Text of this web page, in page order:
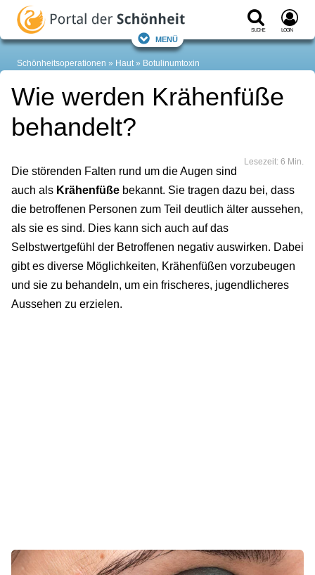
Suche Login
Menü
Schönheitsoperationen Haut Botulinumtoxin
Wie werden Krähenfüße
behandelt?
Lesezeit: 6 Min.
Die störenden Falten rund um die Augen sind
auch als Krähenfüße bekannt. Sie tragen dazu bei, dass
die betroffenen Personen zum Teil deutlich älter aussehen,
als sie es sind. Dies kann sich auch auf das
Selbstwertgefühl der Betroffenen negativ auswirken. Dabei
gibt es diverse Möglichkeiten, Krähenfüßen vorzubeugen
und sie zu behandeln, um ein frischeres, jugendlicheres
Aussehen zu erzielen.